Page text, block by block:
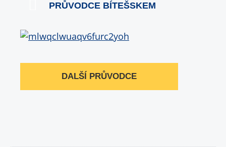
PRŮVODCE BÍTEŠSKEM
DALŠÍ PRŮVODCE